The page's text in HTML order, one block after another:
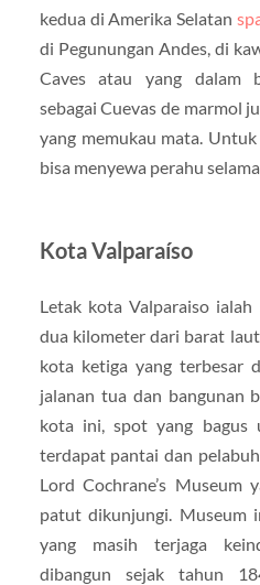
kedua di Amerika Selatan
di Pegunungan Andes, di
Caves atau yang dalam
sebagai Cuevas de marmol
yang memukau mata.
bisa menyewa perahu
Kota Valparaíso
Letak kota Valparaiso
dua kilometer dari barat
kota ketiga yang terbesar
jalanan tua dan bangunan
kota ini, spot yang bagus
terdapat pantai dan
Lord Cochrane’s
patut dikunjungi. Museum
yang masih terjaga
dibangun sejak tahun